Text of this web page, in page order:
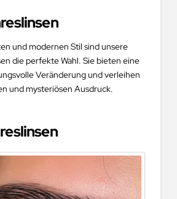
und modernen Stil sind unsere
die perfekte Wahl. Sie bieten eine
Veränderung und verleihen
und mysteriösen Ausdruck.